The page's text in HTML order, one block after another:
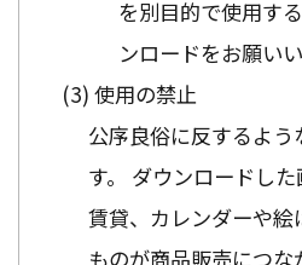
を別目的で使用す
ンロードをお願いい
使用の禁止
公序良俗に反するよう
す。 ダウンロードし
賃貸、カレンダーや
ものが商品販売につ